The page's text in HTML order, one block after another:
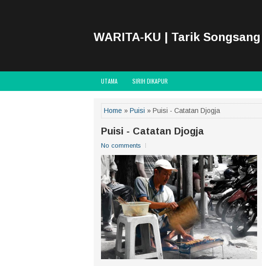
WARITA-KU | Tarik
UTAMA SIRIH DIKAPUR
Home » Puisi » Puisi - Catatan Djogja
Puisi - Catatan Djogja
No comments